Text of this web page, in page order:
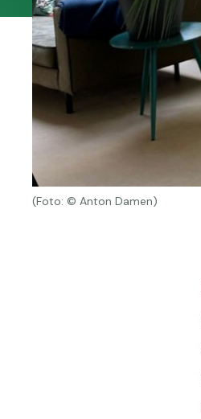
(Foto: © Anton Damen)